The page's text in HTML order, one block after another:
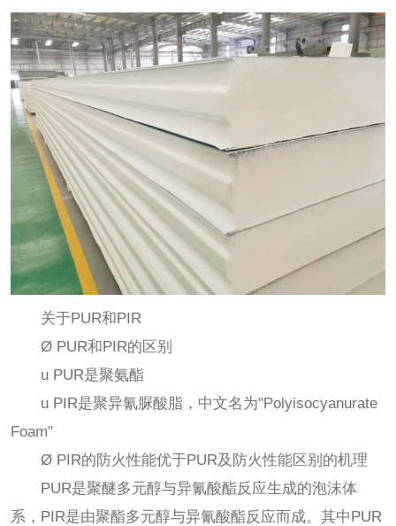
关于PUR和PIR
Ø PUR和PIR的区别
u PUR是聚氨酯
u PIR是聚异氰脲酸脂，中文名为"Polyisocyanurate
Foam"
Ø PIR的防火性能优于PUR及防火性能区别的机理
PUR是聚醚多元醇与异氰酸酯反应生成的泡沫体
系，PIR是由聚酯多元醇与异氰酸酯反应而成。其中PUR